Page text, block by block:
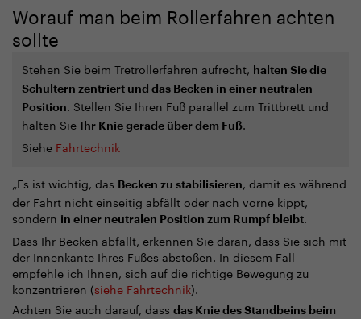
Worauf man beim Rollerfahren achten
sollte
Stehen Sie beim Tretrollerfahren aufrecht, halten Sie die
Schultern zentriert und das Becken in einer neutralen
Position. Stellen Sie Ihren Fuß parallel zum Trittbrett und
halten Sie
Ihr Knie gerade über dem Fuß.
Siehe Fahrtechnik
„Es ist wichtig, das Becken zu stabilisieren, damit es während
der Fahrt nicht einseitig abfällt oder nach vorne kippt,
sondern in einer neutralen Position zum Rumpf bleibt.
Dass Ihr Becken abfällt, erkennen Sie daran, dass Sie sich mit
der Innenkante Ihres Fußes abstoßen. In diesem Fall
empfehle ich Ihnen, sich auf die richtige Bewegung zu
konzentrieren (siehe Fahrtechnik).
Achten Sie auch darauf, dass das Knie des Standbeins beim